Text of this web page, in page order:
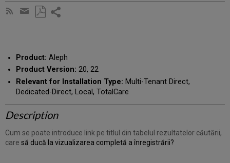
Subscribe
Share
email
Product: Aleph
Product Version: 20, 22
Relevant for Installation Type: Multi-Tenant Direct,
Dedicated-Direct, Local, TotalCare
Description
Cum se poate introduce link pe titlul din tabelul rezultatelor căutării,
caresă ducă la vizualizarea completă a înregistrării?